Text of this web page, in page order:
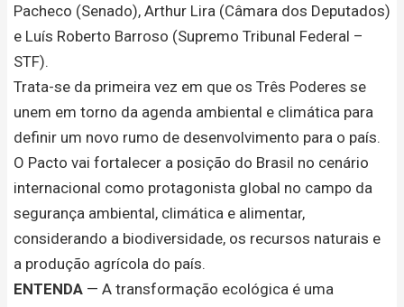
Pacheco (Senado), Arthur Lira (Câmara dos Deputados)
e Luís Roberto Barroso (Supremo Tribunal Federal –
STF).
Trata-se da primeira vez em que os Três Poderes se
unem em torno da agenda ambiental e climática para
definir um novo rumo de desenvolvimento para o país.
O Pacto vai fortalecer a posição do Brasil no cenário
internacional como protagonista global no campo da
segurança ambiental, climática e alimentar,
considerando a biodiversidade, os recursos naturais e
a produção agrícola do país.
ENTENDA — A transformação ecológica é uma